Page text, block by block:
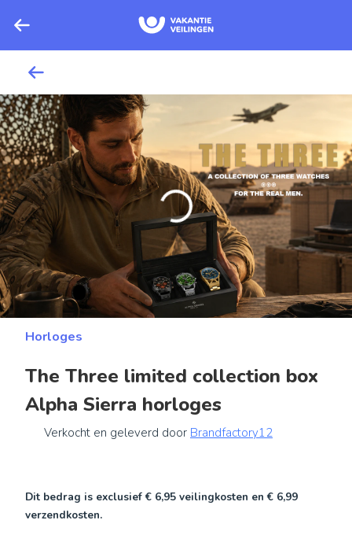
Horloges
The Three limited collection box
Alpha Sierra horloges
Verkocht en geleverd door Brandfactory12
Dit bedrag is exclusief€ 6,95 veilingkosten en€ 6,99
verzendkosten.